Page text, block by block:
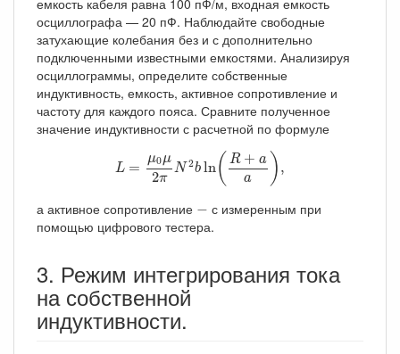
емкость кабеля равна 100 пФ/м, входная емкость
осциллографа — 20 пФ. Наблюдайте свободные
затухающие колебания без и с дополнительно
подключенными известными емкостями. Анализируя
осциллограммы, определите собственные
индуктивность, емкость, активное сопротивление и
частоту для каждого пояса. Сравните полученное
значение индуктивности с расчетной по формуле
L =
μ0μ
2π
N 2bln( R + a
a
) ,
μ0 μ2 ln( R + a),
а активное сопротивление −
− с измеренным при
помощью цифрового тестера.
3. Режим интегрирования тока
на собственной
индуктивности.